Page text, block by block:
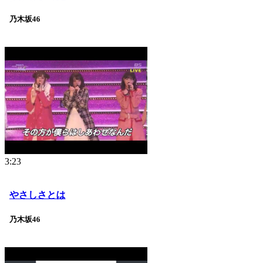
乃木坂46
3:23
やさしさとは
乃木坂46